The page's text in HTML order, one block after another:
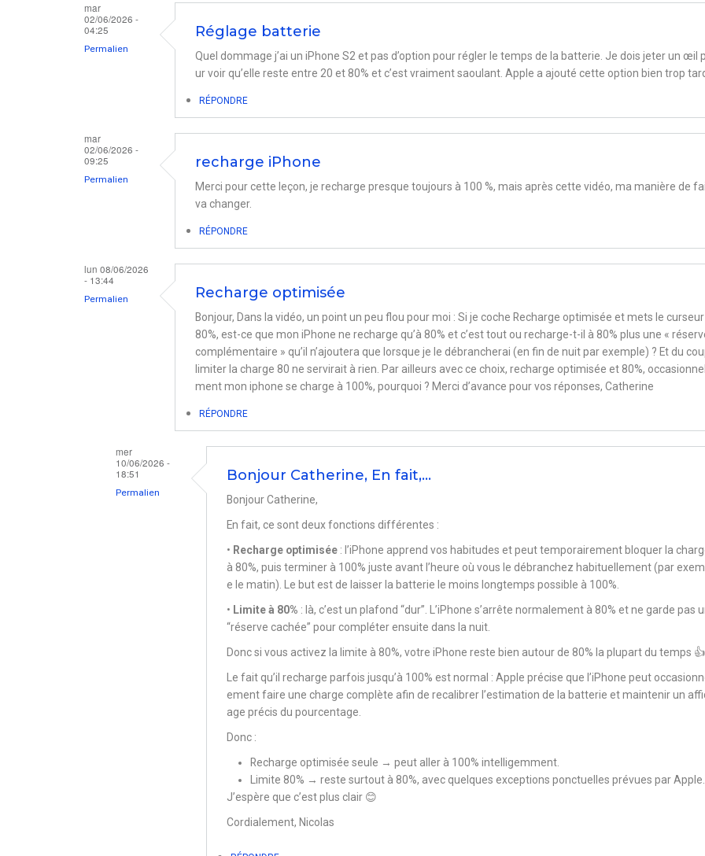
mar
02/06/2026 -
04:25
Permalien
Réglage batterie
Quel dommage j’ai un iPhone S2 et pas d’option pour régler le temps de la batterie. Je dois jeter un œil
ur voir qu’elle reste entre 20 et 80% et c’est vraiment saoulant. Apple a ajouté cette option bien trop
RÉPONDRE
mar
02/06/2026 -
09:25
Permalien
recharge iPhone
Merci pour cette leçon, je recharge presque toujours à 100 %, mais après cette vidéo, ma manière de
va changer.
RÉPONDRE
lun 08/06/2026
- 13:44
Permalien Recharge optimisée
Bonjour, Dans la vidéo, un point un peu flou pour moi : Si je coche Recharge optimisée et mets le
80%, est-ce que mon iPhone ne recharge qu’à 80% et c’est tout ou recharge-t-il à 80% plus une «
complémentaire » qu’il n’ajoutera que lorsque je le débrancherai (en fin de nuit par exemple) ? Et du
limiter la charge 80 ne servirait à rien. Par ailleurs avec ce choix, recharge optimisée et 80%,
ment mon iphone se charge à 100%, pourquoi ? Merci d’avance pour vos réponses, Catherine
RÉPONDRE
mer
10/06/2026 -
18:51
Permalien
Bonjour Catherine, En fait,…
Bonjour Catherine,
En fait, ce sont deux fonctions différentes :
• Recharge optimisée : l’iPhone apprend vos habitudes et peut temporairement bloquer la
à 80%, puis terminer à 100% juste avant l’heure où vous le débranchez habituellement (par
e le matin). Le but est de laisser la batterie le moins longtemps possible à 100%.
• Limite à 80% : là, c’est un plafond “dur”. L’iPhone s’arrête normalement à 80% et ne garde pas
“réserve cachée” pour compléter ensuite dans la nuit.
Donc si vous activez la limite à 80%, votre iPhone reste bien autour de 80% la plupart du temps 👍
Le fait qu’il recharge parfois jusqu’à 100% est normal : Apple précise que l’iPhone peut
ement faire une charge complète afin de recalibrer l’estimation de la batterie et maintenir un
age précis du pourcentage.
Donc :
Recharge optimisée seule → peut aller à 100% intelligemment.
Limite 80% → reste surtout à 80%, avec quelques exceptions ponctuelles prévues par Apple.
J’espère que c’est plus clair 😊
Cordialement, Nicolas